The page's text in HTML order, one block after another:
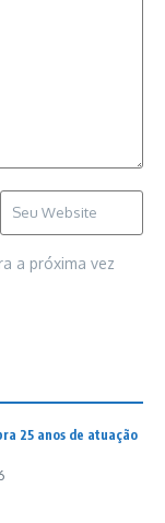
a próxima vez
25 anos de atuação